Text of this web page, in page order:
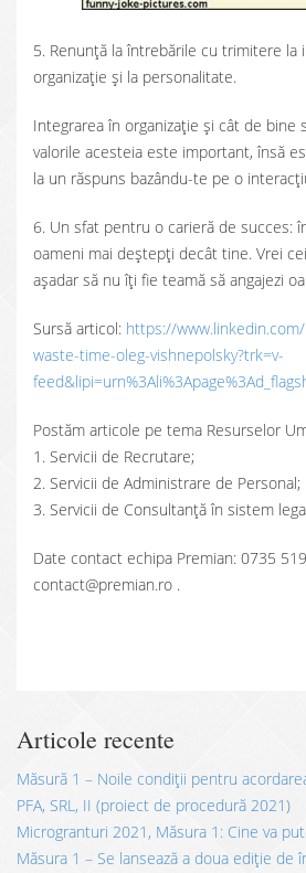
5. Renunță la întrebările cu trimitere la
organizație și la personalitate.
Integrarea în organizație și cât de bine
valorile acesteia este important, însă
la un răspuns bazându-te pe o
6. Un sfat pentru o carieră de succes:
oameni mai deștepți decât tine. Vrei
așadar să nu îți fie teamă să angajezi
Sursă articol: https://
waste-time-oleg-vishnepolsky?trk=v-
Postăm articole pe tema Resurselor
1. Servicii de Recrutare;
2. Servicii de Administrare de Personal;
3. Servicii de Consultanţă în sistem
Date contact echipa Premian: 0735
contact@premian.ro .
Articole recente
Măsură 1 – Noile condiții pentru
PFA, SRL, II (proiect de procedură 2021)
Microgranturi 2021, Măsura 1: Cine va
Măsura 1 – Se lansează a doua ediție de